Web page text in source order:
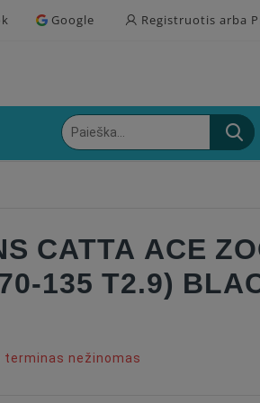
Google Registruotis arba
CATTA ACE
135 T2.9)
nežinomas